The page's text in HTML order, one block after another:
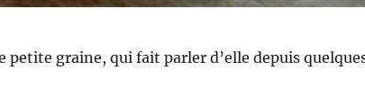
petite graine, qui fait parler d’elle depuis